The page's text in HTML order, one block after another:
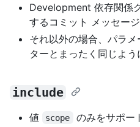
Development 依存関係
するコミット メッセー
それ以外の場合、パラメ
ターとまったく同じよう
include
値 scope
のみをサポー